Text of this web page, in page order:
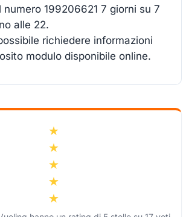
numero 199206621 7 giorni su 7
alle 22.
richiedere informazioni
modulo disponibile online.